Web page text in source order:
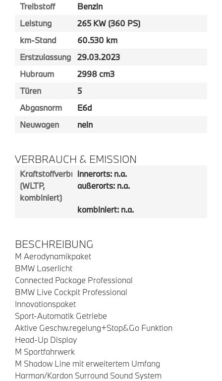
Treibstoff
Benzin
Leistung
265 KW (360 PS)
km-Stand
60.530 km
Erstzulassung
29.03.2023
Hubraum
2998 cm3
Türen
5
Abgasnorm
E6d
Neuwagen
nein
VERBRAUCH & EMISSION
Kraftstoffverbrauch
(WLTP,
kombiniert)
innerorts: n.a.
außerorts: n.a.
kombiniert: n.a.
BESCHREIBUNG
M Aerodynamikpaket
BMW Laserlicht
Connected Package Professional
BMW Live Cockpit Professional
Innovationspaket
Sport-Automatik Getriebe
Aktive Geschw.regelung+Stop&Go Funktion
Head-Up Display
M Sportfahrwerk
M Shadow Line mit erweitertem Umfang
Harman/Kardon Surround Sound System